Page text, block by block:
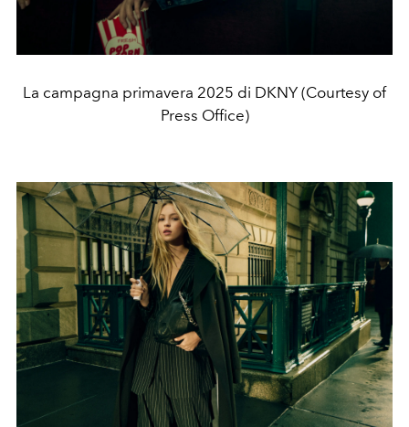
La campagna primavera 2025 di DKNY (Courtesy of
Press Office)